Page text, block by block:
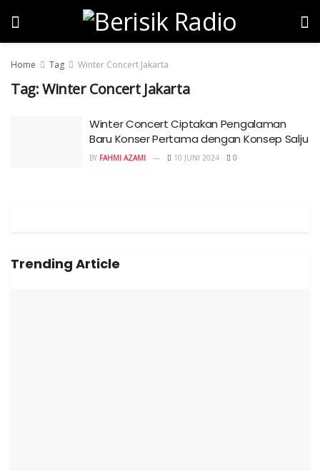
Home Tag Winter Concert Jakarta
Tag:Winter Concert Jakarta
Winter Concert Ciptakan Pengalaman
Baru Konser Pertama dengan Konsep Salju
BY FAHMI AZAMI 10 JUNI 2024 0
Trending Article